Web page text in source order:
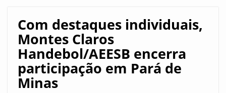
Com destaques individuais,
Montes Claros
Handebol/AEESB encerra
participação em Pará de
Minas